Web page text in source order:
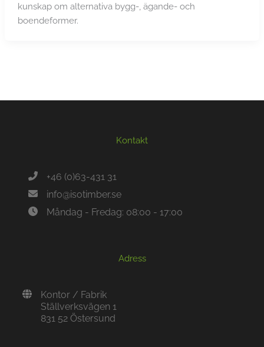
kunskap om alternativa bygg-, ägande- och
boendeformer.
Kontakt
+46 (0)63-431 31
info@isotimber.se
Måndag - Fredag: 08:00 - 17:00
Adress
Kontor / Fabrik
Ställverksvägen 1
831 52 Östersund